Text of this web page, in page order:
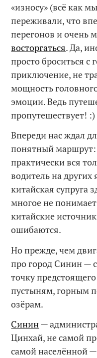
«износу» (всё как
переживали, что
перегонов и очень
восторгаться. Да,
просто броситься с
приключение, не
мощность
эмоции. Ведь
пропутешествует! :)
Впереди нас ждал
понятный
практически вся
водитель на других
китайская супруга
многое не
китайские
ошибаются.
Но прежде, чем
про город Синин —
точку
пустыням, горным
озёрам.
Синин—
Цинхай, не самой
самой населённой